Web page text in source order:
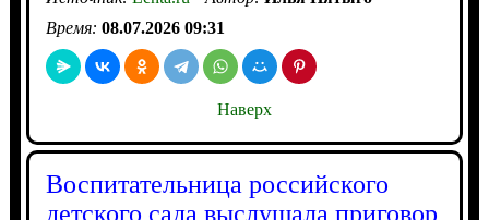
Время: 08.07.2026 09:31
Наверх
Воспитательница российского
детского сада выслушала приговор